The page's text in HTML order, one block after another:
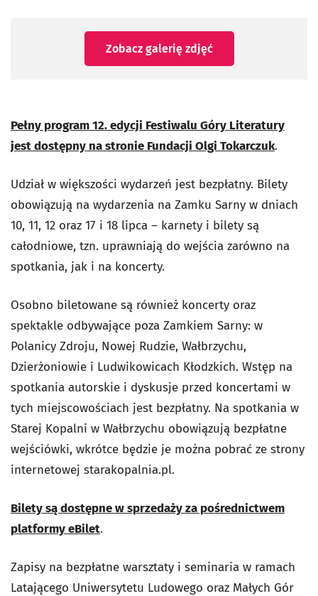
Zobacz galerię zdjęć
Pełny program 12. edycji Festiwalu Góry Literatury
jest dostępny na stronie Fundacji Olgi Tokarczuk.
Udział w większości wydarzeń jest bezpłatny. Bilety
obowiązują na wydarzenia na Zamku Sarny w dniach
10, 11, 12 oraz 17 i 18 lipca – karnety i bilety są
całodniowe, tzn. uprawniają do wejścia zarówno na
spotkania, jak i na koncerty.
Osobno biletowane są również koncerty oraz
spektakle odbywające poza Zamkiem Sarny: w
Polanicy Zdroju, Nowej Rudzie, Wałbrzychu,
Dzierżoniowie i Ludwikowicach Kłodzkich. Wstęp na
spotkania autorskie i dyskusje przed koncertami w
tych miejscowościach jest bezpłatny. Na spotkania w
Starej Kopalni w Wałbrzychu obowiązują bezpłatne
wejściówki, wkrótce będzie je można pobrać ze strony
internetowej starakopalnia.pl.
Bilety są dostępne w sprzedaży za pośrednictwem
platformy eBilet.
Zapisy na bezpłatne warsztaty i seminaria w ramach
Latającego Uniwersytetu Ludowego oraz Małych Gór